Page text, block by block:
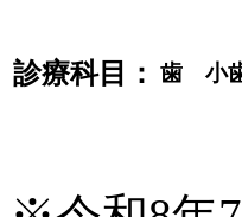
診療科目： 歯 小